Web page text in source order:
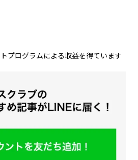
プログラムによる収益を得ています